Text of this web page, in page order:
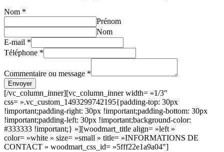
Nom *
Prénom
Nom
E-mail *
Téléphone *
Commentaire ou message *
Envoyer
[/vc_column_inner][vc_column_inner width= »1/3″
css= ».vc_custom_1493299742195{padding-top: 30px
!important;padding-right: 30px !important;padding-bottom: 30px
!important;padding-left: 30px !important;background-color:
#333333 !important;} »][woodmart_title align= »left »
color= »white » size= »small » title= »INFORMATIONS DE
CONTACT » woodmart_css_id= »5fff22e1a9a04″]